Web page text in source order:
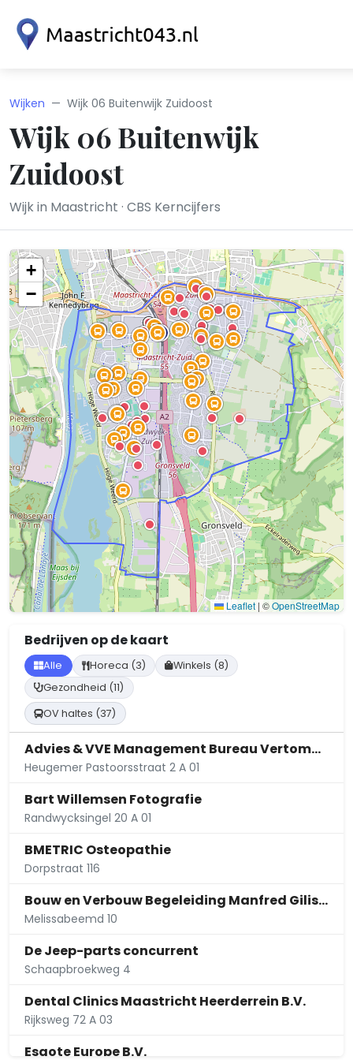
Wijken Wijk 06 Buitenwijk Zuidoost
Wijk 06 Buitenwijk
Zuidoost
Wijk in Maastricht · CBS Kerncijfers
+
−
Leaflet | ©OpenStreetMap
Bedrijven op de kaart
Alle Horeca (3)
Winkels (8)
Gezondheid (11)
OV haltes (37)
Advies & VVE Management Bureau Vertommen B.V.
Heugemer Pastoorsstraat 2 A 01
Bart Willemsen Fotografie
Randwycksingel 20 A 01
BMETRIC Osteopathie
Dorpstraat 116
Bouw en Verbouw Begeleiding Manfred Gilissen
Melissabeemd 10
De Jeep-parts concurrent
Schaapbroekweg 4
Dental Clinics Maastricht Heerderrein B.V.
Rijksweg 72 A 03
Esaote Europe B.V.